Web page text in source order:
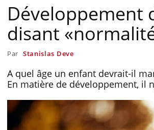
Développement
disant
Par Stanislas Deve
A quel âge un enfant devrait-il
En matière de développement, il